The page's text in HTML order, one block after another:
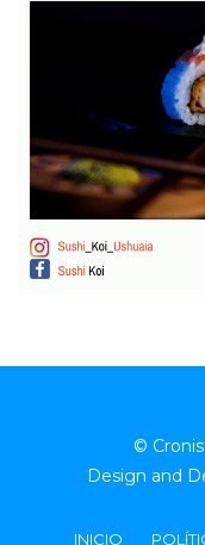
©
Design and
INICIO